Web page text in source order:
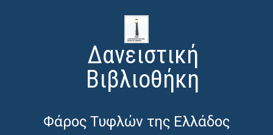
Δανειστική
Βιβλιοθήκη
Φάρος Τυφλών της Ελλάδος